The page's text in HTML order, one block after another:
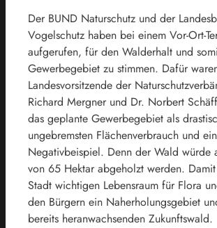
Der BUND Naturschutz und der
Vogelschutz haben bei einem Vor-Ort-
aufgerufen, für den Walderhalt und
Gewerbegebiet zu stimmen. Dafür
Landesvorsitzende der
Richard Mergner und Dr. Norbert
das geplante Gewerbegebiet als
ungebremsten Flächenverbrauch und
Negativbeispiel. Denn der Wald würde
von 65 Hektar abgeholzt werden.
Stadt wichtigen Lebensraum für Flora
den Bürgern ein Naherholungsgebiet
bereits heranwachsenden Zukunftswald.